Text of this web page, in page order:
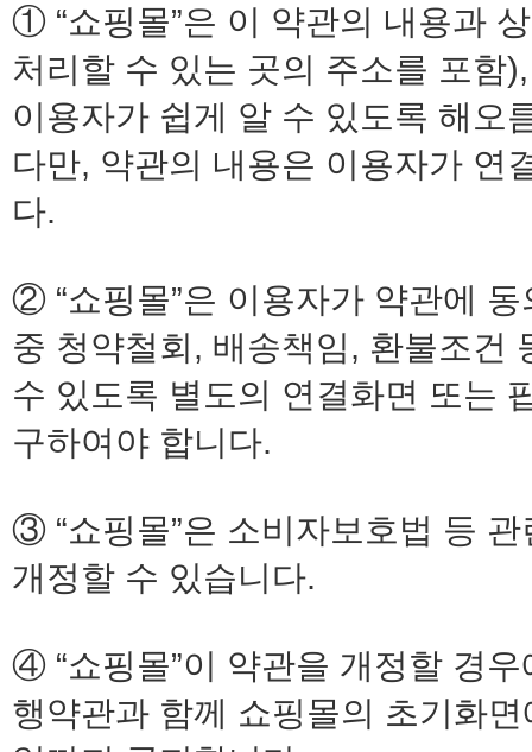
① “쇼핑몰”은 이 약관의 내용과
처리할 수 있는 곳의 주소를 포함
이용자가 쉽게 알 수 있도록 해오
다만, 약관의 내용은 이용자가 연
다.
② “쇼핑몰”은 이용자가 약관에
중 청약철회, 배송책임, 환불조건
수 있도록 별도의 연결화면 또는
구하여야 합니다.
③ “쇼핑몰”은 소비자보호법 등
개정할 수 있습니다.
④ “쇼핑몰”이 약관을 개정할 경
행약관과 함께 쇼핑몰의 초기화